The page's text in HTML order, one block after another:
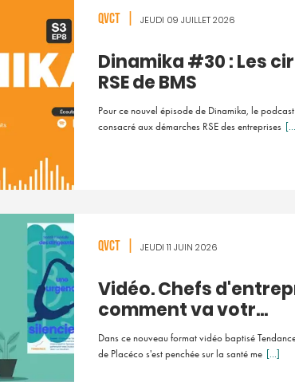
QVCT JEUDI 09 JUILLET 2026
Dinamika #30 : Les
RSE de BMS
Pour ce nouvel épisode de Dinamika, le
consacré aux démarches RSE des entreprises
QVCT JEUDI 11 JUIN 2026
Vidéo. Chefs
comment va votr...
Dans ce nouveau format vidéo baptisé
de Placéco s'est penchée sur la santé me [...]